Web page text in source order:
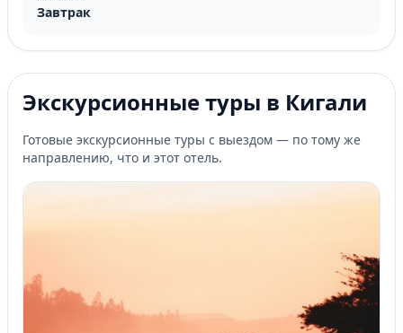
Завтрак
Экскурсионные туры в Кигали
Готовые экскурсионные туры с выездом — по тому же
направлению, что и этот отель.